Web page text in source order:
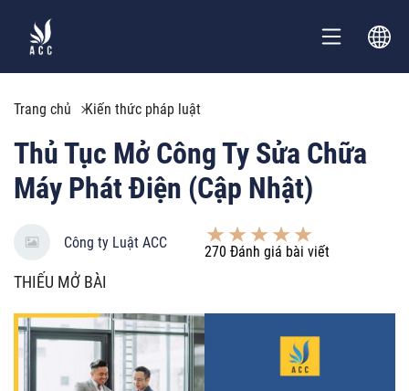
Trang chủ Kiến thức pháp luật
Thủ Tục Mở Công Ty Sửa Chữa
Máy Phát Điện (Cập Nhật)
Công ty Luật ACC
270 Đánh giá bài viết
THIẾU MỞ BÀI